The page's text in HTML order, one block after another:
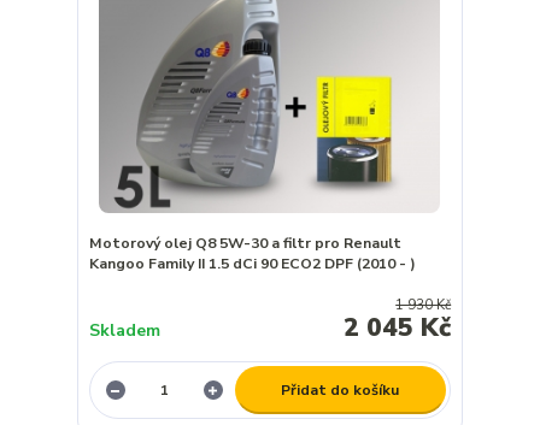
Motorový olej Q8 5W-30 a filtr pro Renault
Kangoo Family II 1.5 dCi 90 ECO2 DPF (2010 - )
1 930 Kč
2 045 Kč
Skladem
Přidat do košíku